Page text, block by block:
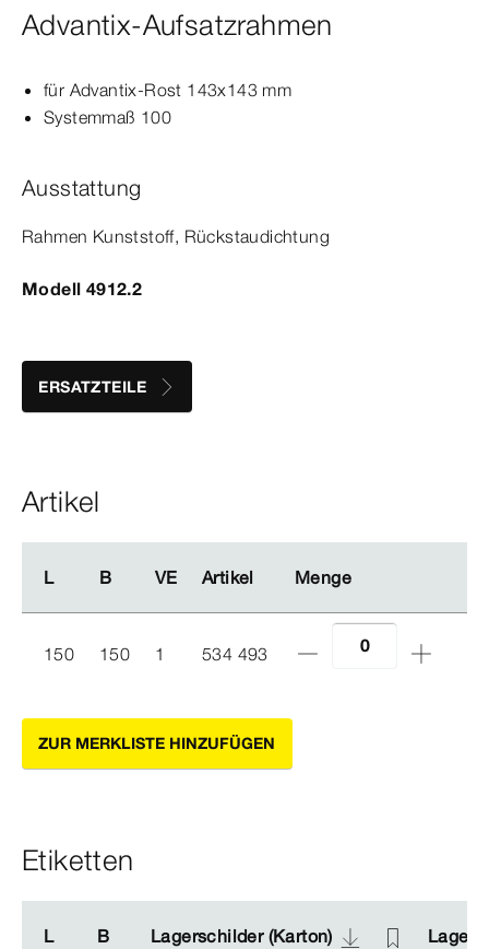
Advantix-Aufsatzrahmen
für Advantix-Rost 143x143 mm
Systemmaß 100
Ausstattung
Rahmen Kunststoff, Rückstaudichtung
Modell 4912.2
ERSATZTEILE
Artikel
L B VE Artikel Menge
L B VE Artikel Menge
150 150 1 534 493
ZUR MERKLISTE HINZUFÜGEN
Etiketten
L B Lagerschilder (Karton)
L B Lagerschilder (Karton)